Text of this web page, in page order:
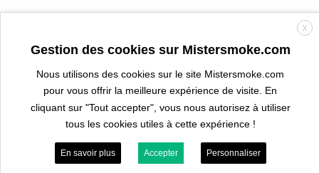
X
Gestion des cookies sur Mistersmoke.com
Nous utilisons des cookies sur le site Mistersmoke.com
pour vous offrir la meilleure expérience de visite. En
cliquant sur "Tout accepter", vous nous autorisez à utiliser
tous les cookies utiles à cette expérience !
En savoir plus Accepter Personnaliser